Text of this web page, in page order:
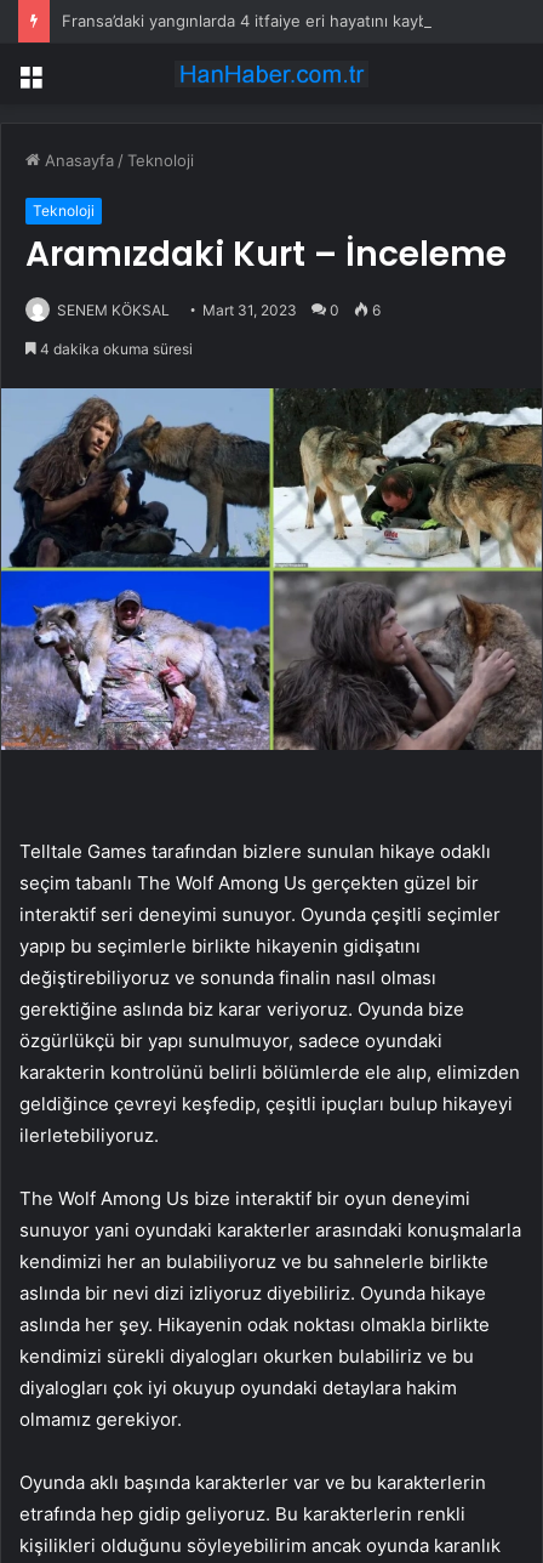
Fransa’daki yangınlarda 4 itfaiye eri hayatını kaybetti
Menü
Anasayfa /Teknoloji
Teknoloji
Aramızdaki Kurt – İnceleme
SENEM KÖKSAL Mart 31, 2023 0 6
4 dakika okuma süresi
Telltale Games tarafından bizlere sunulan hikaye odaklı
seçim tabanlı The Wolf Among Us gerçekten güzel bir
interaktif seri deneyimi sunuyor. Oyunda çeşitli seçimler
yapıp bu seçimlerle birlikte hikayenin gidişatını
değiştirebiliyoruz ve sonunda finalin nasıl olması
gerektiğine aslında biz karar veriyoruz. Oyunda bize
özgürlükçü bir yapı sunulmuyor, sadece oyundaki
karakterin kontrolünü belirli bölümlerde ele alıp, elimizden
geldiğince çevreyi keşfedip, çeşitli ipuçları bulup hikayeyi
ilerletebiliyoruz.
The Wolf Among Us bize interaktif bir oyun deneyimi
sunuyor yani oyundaki karakterler arasındaki konuşmalarla
kendimizi her an bulabiliyoruz ve bu sahnelerle birlikte
aslında bir nevi dizi izliyoruz diyebiliriz. Oyunda hikaye
aslında her şey. Hikayenin odak noktası olmakla birlikte
kendimizi sürekli diyalogları okurken bulabiliriz ve bu
diyalogları çok iyi okuyup oyundaki detaylara hakim
olmamız gerekiyor.
Oyunda aklı başında karakterler var ve bu karakterlerin
etrafında hep gidip geliyoruz. Bu karakterlerin renkli
kişilikleri olduğunu söyleyebilirim ancak oyunda karanlık